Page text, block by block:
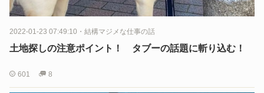
2022-01-23 07:49:10 ・ 結構マジメな仕事の話
土地探しの注意ポイント！ タブーの話題に斬り込む！
601 8